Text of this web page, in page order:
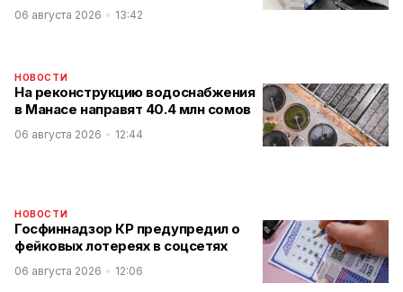
06 августа 2026 13:42
НОВОСТИ
На реконструкцию водоснабжения
в Манасе направят 40.4 млн сомов
06 августа 2026 12:44
НОВОСТИ
Госфиннадзор КР предупредил о
фейковых лотереях в соцсетях
06 августа 2026 12:06